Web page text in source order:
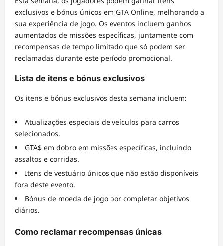
exclusivos e bónus únicos em GTA Online, melhorando a
sua experiência de jogo. Os eventos incluem ganhos
aumentados de missões específicas, juntamente com
recompensas de tempo limitado que só podem ser
reclamadas durante este período promocional.
Lista de itens e bónus exclusivos
Os itens e bónus exclusivos desta semana incluem:
Atualizações especiais de veículos para carros
selecionados.
GTA$ em dobro em missões específicas, incluindo
assaltos e corridas.
Itens de vestuário únicos que não estão disponíveis
fora deste evento.
Bónus de moeda de jogo por completar objetivos
diários.
Como reclamar recompensas únicas